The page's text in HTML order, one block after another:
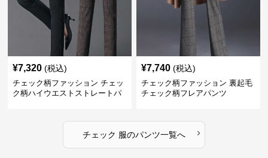
¥7,320 (税込)
チェック柄ファッション チェッ
ク柄ハイウエストストレートパ
¥7,740 (税込)
チェック柄ファッション 裏起毛
チェック柄フレアパンツ
チェック 服のパンツ一覧へ ›